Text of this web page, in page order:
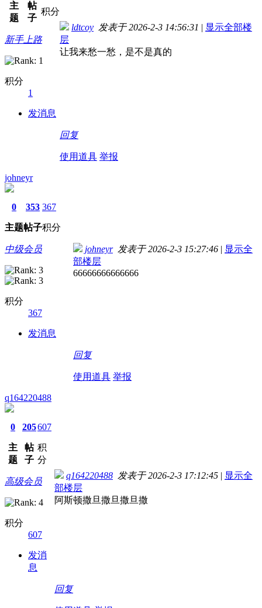
主
题
帖
子
积分
新手上路
积分
1
发消息
ldtcoy 发表于 2026-2-3 14:56:31 | 显示全部楼
层
让我来愁一愁，是不是真的
回复
使用道具 举报
johneyr
0
主题
353
帖子
367
积分
中级会员
积分
367
发消息
johneyr发表于 2026-2-3 15:27:46 | 显示全
部楼层
66666666666666
回复
使用道具 举报
q164220488
0
主
题
205
帖
子
607
积
分
高级会员
积分
607
发消
息
q164220488 发表于 2026-2-3 17:12:45 | 显示全
部楼层
阿斯顿撒旦撒旦撒旦撒
回复